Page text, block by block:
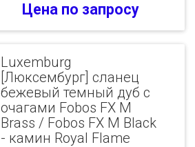
Цена по запросу
Luxemburg
[Люксембург] сланец
бежевый темный дуб с
очагами Fobos FX M
Brass / Fobos FX M Black
- камин Royal Flame